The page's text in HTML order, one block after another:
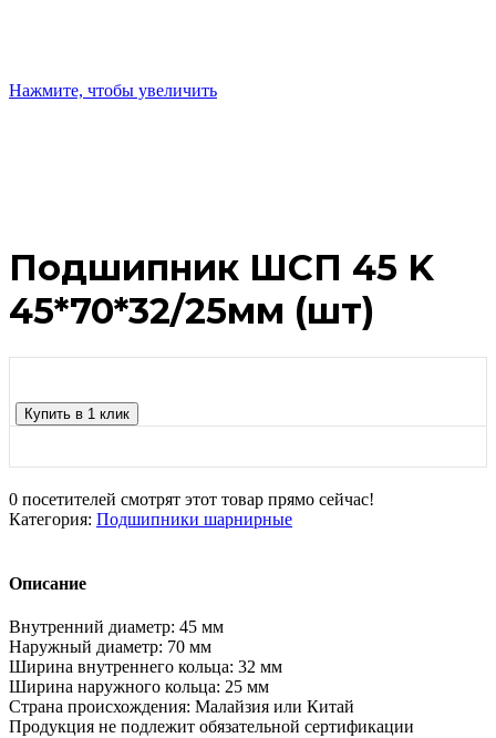
Нажмите, чтобы увеличить
Подшипник ШСП 45 K
45*70*32/25мм (шт)
Купить в 1 клик
0 посетителей смотрят этот товар прямо сейчас!
Категория: Подшипники шарнирные
Описание
Внутренний диаметр: 45 мм
Наружный диаметр: 70 мм
Ширина внутреннего кольца: 32 мм
Ширина наружного кольца: 25 мм
Страна происхождения: Малайзия или Китай
Продукция не подлежит обязательной сертификации